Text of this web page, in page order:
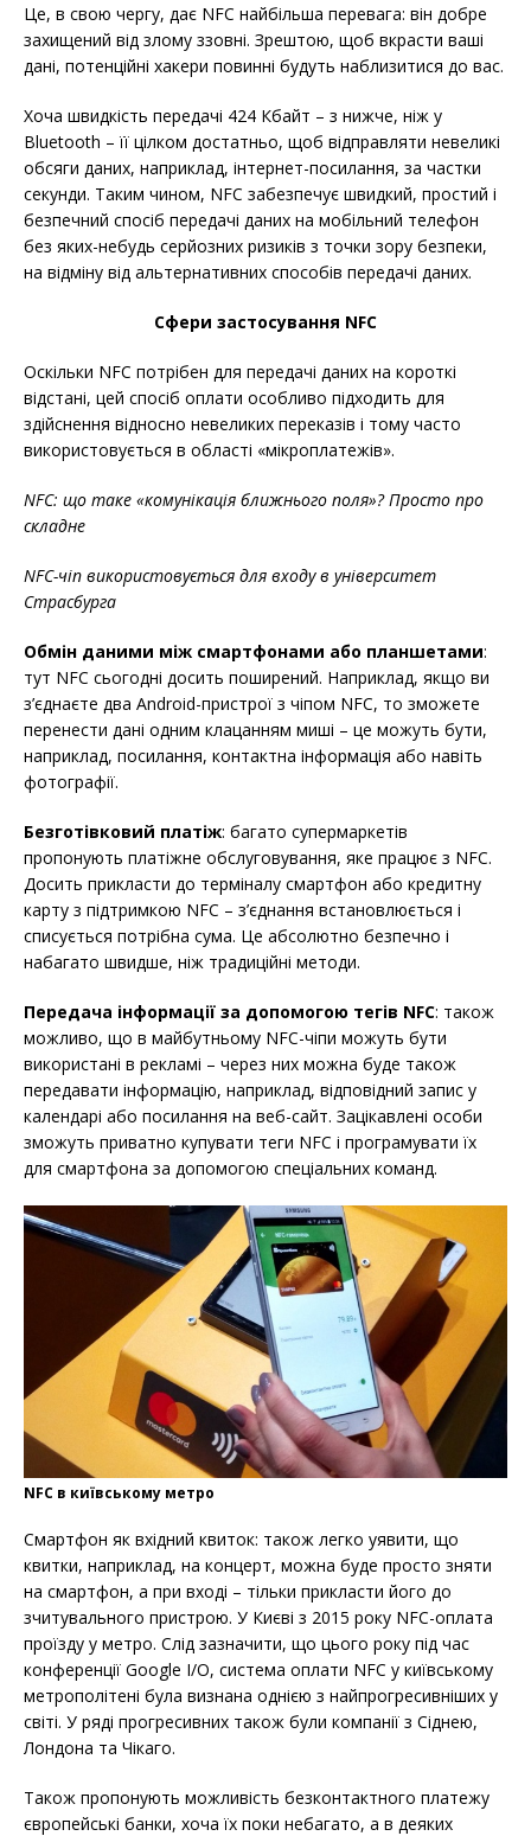
Це, в свою чергу, дає NFC найбільша перевага: він добре
захищений від злому ззовні. Зрештою, щоб вкрасти ваші
дані, потенційні хакери повинні будуть наблизитися до вас.
Хоча швидкість передачі 424 Кбайт – з нижче, ніж у
Bluetooth – її цілком достатньо, щоб відправляти невеликі
обсяги даних, наприклад, інтернет-посилання, за частки
секунди. Таким чином, NFC забезпечує швидкий, простий і
безпечний спосіб передачі даних на мобільний телефон
без яких-небудь серйозних ризиків з точки зору безпеки,
на відміну від альтернативних способів передачі даних.
Сфери застосування NFC
Оскільки NFC потрібен для передачі даних на короткі
відстані, цей спосіб оплати особливо підходить для
здійснення відносно невеликих переказів і тому часто
використовується в області «мікроплатежів».
NFC: що таке «комунікація ближнього поля»? Просто про
складне
NFC-чіп використовується для входу в університет
Страсбурга
Обмін даними між смартфонами або планшетами:
тут NFC сьогодні досить поширений. Наприклад, якщо ви
з’єднаєте два Android-пристрої з чіпом NFC, то зможете
перенести дані одним клацанням миші – це можуть бути,
наприклад, посилання, контактна інформація або навіть
фотографії.
Безготівковий платіж: багато супермаркетів
пропонують платіжне обслуговування, яке працює з NFC.
Досить прикласти до терміналу смартфон або кредитну
карту з підтримкою NFC – з’єднання встановлюється і
списується потрібна сума. Це абсолютно безпечно і
набагато швидше, ніж традиційні методи.
Передача інформації за допомогою тегів NFC: також
можливо, що в майбутньому NFC-чіпи можуть бути
використані в рекламі – через них можна буде також
передавати інформацію, наприклад, відповідний запис у
календарі або посилання на веб-сайт. Зацікавлені особи
зможуть приватно купувати теги NFC і програмувати їх
для смартфона за допомогою спеціальних команд.
NFC в київському метро
Смартфон як вхідний квиток: також легко уявити, що
квитки, наприклад, на концерт, можна буде просто зняти
на смартфон, а при вході – тільки прикласти його до
зчитувального пристрою. У Києві з 2015 року NFC-оплата
проїзду у метро. Слід зазначити, що цього року під час
конференції Google I/O, система оплати NFC у київському
метрополітені була визнана однією з найпрогресивніших у
світі. У ряді прогресивних також були компанії з Сіднею,
Лондона та Чікаго.
Також пропонують можливість безконтактного платежу
європейські банки, хоча їх поки небагато, а в деяких